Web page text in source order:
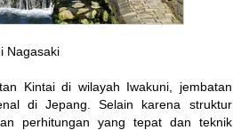
Nagasaki
Kintai di wilayah Iwakuni, jembatan
di Jepang. Selain karena struktur
perhitungan yang tepat dan teknik